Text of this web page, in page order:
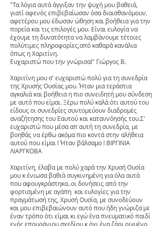
"Τα λόγια αυτά άγγιξαν την ψυχή μου βαθειά,
γιατί αφενός επιβεβαίωσαν όσα διαισθανόμουν,
αφετέρου μου έδωσαν ώθηση και βοήθεια για την
πορεία και τις επιλογές μου. Είναι ευλογία να
έχουμε τη δυνατότητα να λαμβάνουμε τέτοιες
πολύτιμες πληροφορίες,από καθαρά κανάλια
όπως η Χαριτίνη.
Ευχαριστώ που την γνώρισα!" Γιώργος Β.
Χαριτίνη μου σ' ευχαριστώ πολύ για τη συνεδρία
της Χρυσής Ουσίας μου. Ήταν μια τεράστια
αγκαλιά και βοήθεια η πιο συνειδητή μου σύνδεση
με αυτό που είμαι. Ξέρω πολύ καλά ότι αυτού του
είδους οι συνεδρίες συντομεύουν διαδρομές
αναζήτησης του Εαυτού και καταννόησής του.Σ'
ευχαριστώ που μέσα απ αυτή τη συνεδρία, με
βοηθάς να έρθω ακόμα πιο κοντά στην αλήθεια
αυτού που είμαι ! Ήταν βάλσαμο ! ΒΙΡΓΙΝΙΑ
ΛΙΑΡΓΚΟΒΑ
Χαριτίνη, έλαβα με πολύ χαρά την Χρυσή Ουσία
μου κ ένιωσα βαθιά συγκινημένη για όλα αυτά
που αφουγκράστηκα..οι δονήσεις από την
φορτισμένη με αγάπη και ευλογίες για την
πραγμάτωσή της, Χρυσή Ουσία, με συνοδεύουν
και μου επιβεβαιώνουν αυτό που ήδη γνώριζα με
έναν τρόπο ότι είμαι κι εγώ ένα πνευματικό παιδί
ενός επουράνιου σχεδίου κ όχι ένα ζάρι ριγμένο